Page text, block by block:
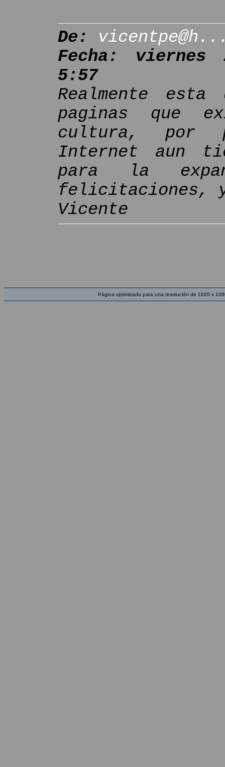
De:
Fecha: viernes
5:57
Realmente
paginas que
cultura, por
Internet aun
para la
felicitaciones,
Vicente
Página optimizada para una resolución de 1920 x